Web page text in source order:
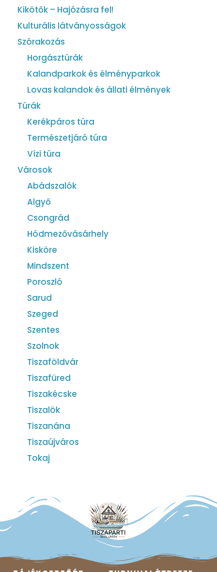
Kikötők – Hajózásra fel!
Kulturális látványosságok
Szórakozás
Horgásztúrák
Kalandparkok és élményparkok
Lovas kalandok és állati élmények
Túrák
Kerékpáros túra
Természetjáró túra
Vízi túra
Városok
Abádszalók
Algyő
Csongrád
Hódmezővásárhely
Kisköre
Mindszent
Poroszló
Sarud
Szeged
Szentes
Szolnok
Tiszaföldvár
Tiszafüred
Tiszakécske
Tiszalök
Tiszanána
Tiszaújváros
Tokaj